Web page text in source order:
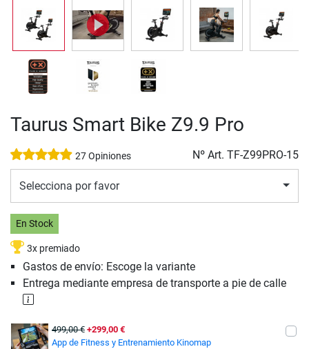
Taurus Smart Bike Z9.9 Pro
27 Opiniones Nº Art. TF-Z99PRO-15
Selecciona por favor
En Stock
3x premiado
Gastos de envío: Escoge la variante
Entrega mediante empresa de transporte a pie de calle
499,00 € +299,00 €
App de Fitness y Entrenamiento Kinomap